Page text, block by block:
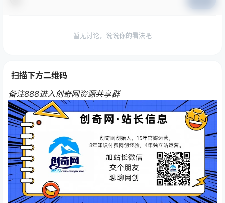
暂无讨论，说说你的看法吧
扫描下方二维码
备注888进入创奇网资源共享群